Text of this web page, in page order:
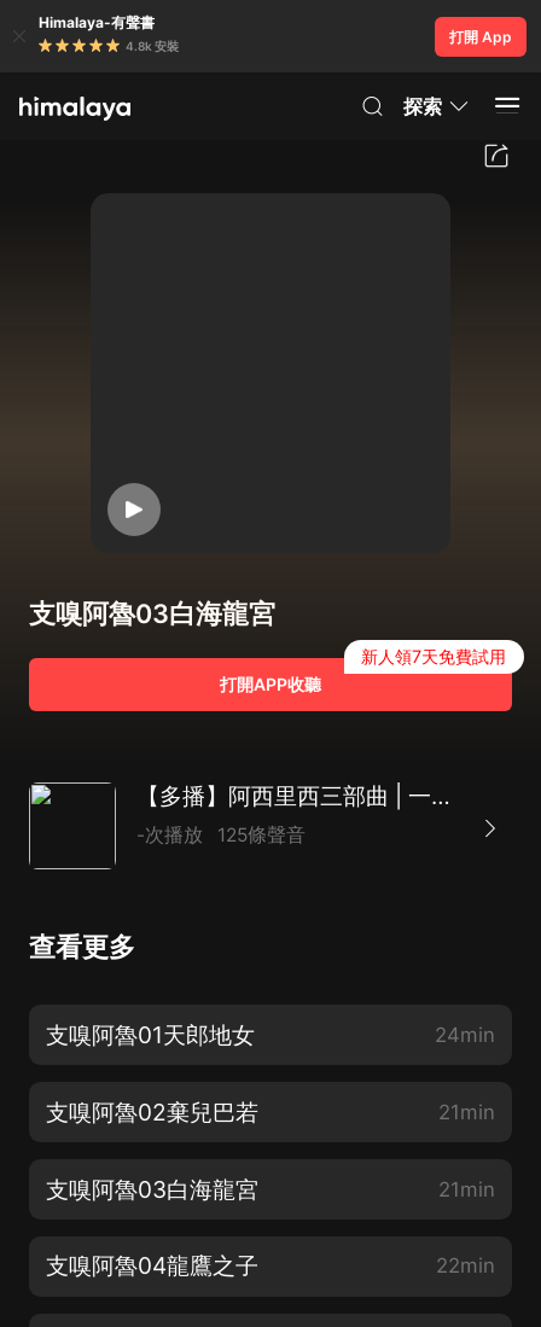
Himalaya-有聲書
4.8k 安裝
打開 App
探索
支嗅阿魯03白海龍宮
打開APP收聽
新人領7天免費試用
【多播】阿西里西三部曲 | 一段歷史神話故事
-次播放 125條聲音
查看更多
支嗅阿魯01天郎地女 24min
支嗅阿魯02棄兒巴若 21min
支嗅阿魯03白海龍宮 21min
支嗅阿魯04龍鷹之子 22min